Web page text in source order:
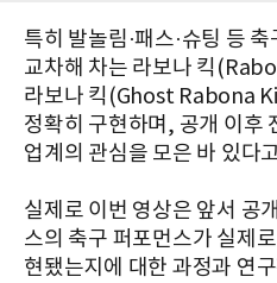
특히 발놀림·패스·슈팅 등
교차해 차는 라보나 킥
라보나 킥(Ghost Rabona
정확히 구현하며, 공개 이후
업계의 관심을 모은 바 있다
실제로 이번 영상은 앞서 공
스의 축구 퍼포먼스가 실제
현됐는지에 대한 과정과 연